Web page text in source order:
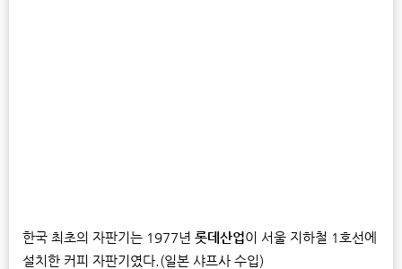
한국 최초의 자판기는 1977년 롯데산업이 서울 지하철 1호선에
설치한 커피 자판기였다.(일본 샤프사 수입)